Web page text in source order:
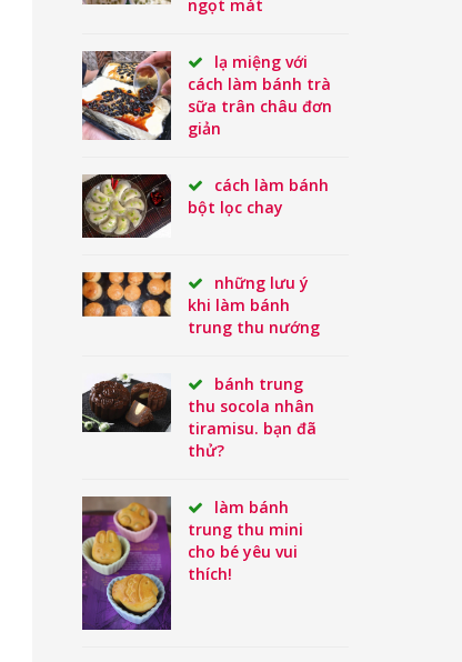
ngọt mát
lạ miệng với
cách làm bánh trà
sữa trân châu đơn
giản
cách làm bánh
bột lọc chay
những lưu ý
khi làm bánh
trung thu nướng
bánh trung
thu socola nhân
tiramisu. bạn đã
thử?
làm bánh
trung thu mini
cho bé yêu vui
thích!